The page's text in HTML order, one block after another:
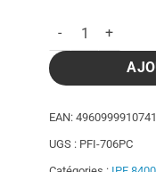
quantité de
EAN: 4960999910741
UGS : PFI-706PC